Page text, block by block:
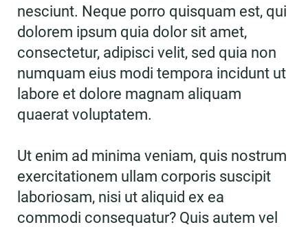
nesciunt. Neque porro quisquam est, qui
dolorem ipsum quia dolor sit amet,
consectetur, adipisci velit, sed quia non
numquam eius modi tempora incidunt ut
labore et dolore magnam aliquam
quaerat voluptatem.
Ut enim ad minima veniam, quis nostrum
exercitationem ullam corporis suscipit
laboriosam, nisi ut aliquid ex ea
commodi consequatur? Quis autem vel